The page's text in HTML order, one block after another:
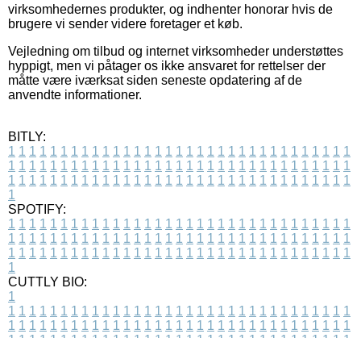
virksomhedernes produkter, og indhenter honorar hvis de
brugere vi sender videre foretager et køb.
Vejledning om tilbud og internet virksomheder understøttes
hyppigt, men vi påtager os ikke ansvaret for rettelser der
måtte være iværksat siden seneste opdatering af de
anvendte informationer.
BITLY:
1 1 1 1 1 1 1 1 1 1 1 1 1 1 1 1 1 1 1 1 1 1 1 1 1 1 1 1 1 1 1 1 1
1 1 1 1 1 1 1 1 1 1 1 1 1 1 1 1 1 1 1 1 1 1 1 1 1 1 1 1 1 1 1 1 1
1 1 1 1 1 1 1 1 1 1 1 1 1 1 1 1 1 1 1 1 1 1 1 1 1 1 1 1 1 1 1 1 1
1
SPOTIFY:
1 1 1 1 1 1 1 1 1 1 1 1 1 1 1 1 1 1 1 1 1 1 1 1 1 1 1 1 1 1 1 1 1
1 1 1 1 1 1 1 1 1 1 1 1 1 1 1 1 1 1 1 1 1 1 1 1 1 1 1 1 1 1 1 1 1
1 1 1 1 1 1 1 1 1 1 1 1 1 1 1 1 1 1 1 1 1 1 1 1 1 1 1 1 1 1 1 1 1
1
CUTTLY BIO:
1
1 1 1 1 1 1 1 1 1 1 1 1 1 1 1 1 1 1 1 1 1 1 1 1 1 1 1 1 1 1 1 1 1
1 1 1 1 1 1 1 1 1 1 1 1 1 1 1 1 1 1 1 1 1 1 1 1 1 1 1 1 1 1 1 1 1